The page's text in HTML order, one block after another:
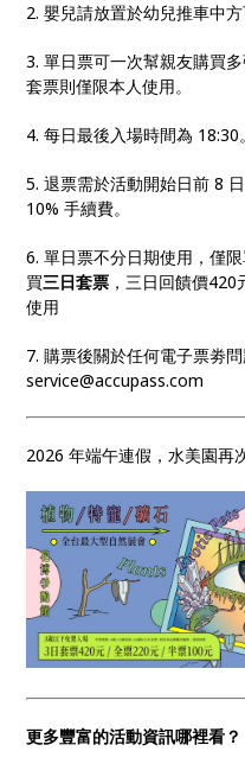
2. 嬰兒請放置於幼兒推車中方
3. 單日票可一次幫親友購買
套票則僅限本人使用。
4. 每日最後入場時間為 18:30。
5. 退票需於活動開始日前 8
10% 手續費。
6. 單日票不分日期使用，僅
買三日套票 ，三日回饋價
使用
7. 購票後關於任何電子票劵
service@accupass.com
2026 年端午連假，水美園再
更多豐富的活動資訊哪裡看？